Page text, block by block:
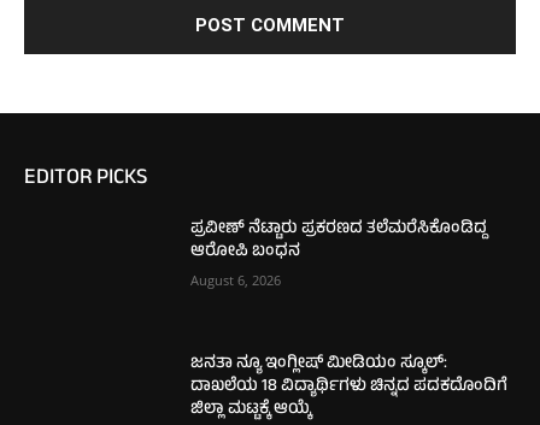
EDITOR PICKS
ಪ್ರವೀಣ್ ನೆಟ್ಟಾರು ಪ್ರಕರಣದ ತಲೆಮರೆಸಿಕೊಂಡಿದ್ದ
ಆರೋಪಿ ಬಂಧನ
August 6, 2026
ಜನತಾ ನ್ಯೂ ಇಂಗ್ಲೀಷ್ ಮೀಡಿಯಂ ಸ್ಕೂಲ್:
ದಾಖಲೆಯ 18 ವಿದ್ಯಾರ್ಥಿಗಳು ಚಿನ್ನದ ಪದಕದೊಂದಿಗೆ
ಜಿಲ್ಲಾ ಮಟ್ಟಕ್ಕೆ ಆಯ್ಕೆ